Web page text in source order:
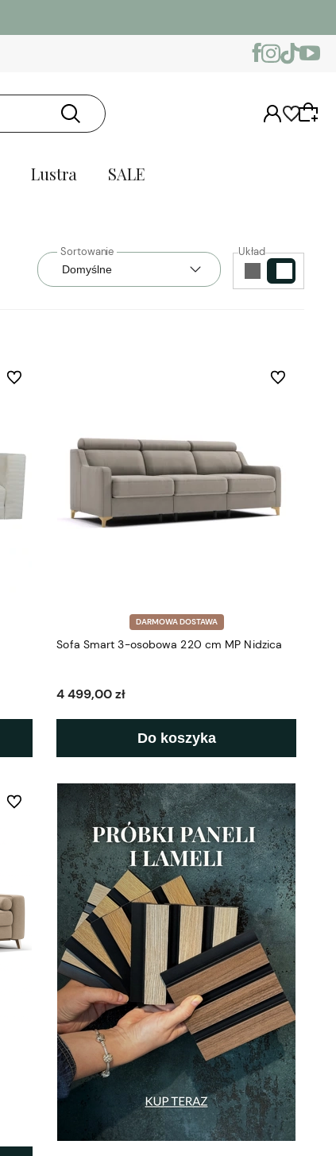
Lustra SALE
Układ
Do ulubionych
DARMOWA DOSTAWA
Sofa Smart 3-osobowa 220 cm MP Nidzica
4 499,00 zł
Do koszyka
Do ulubionych
Do ulubionych